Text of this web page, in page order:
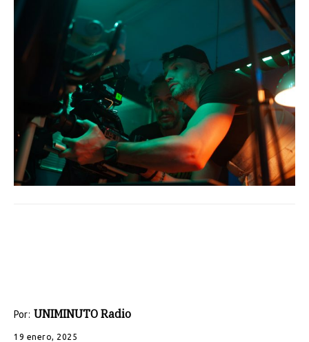
Por: UNIMINUTO Radio
19 enero, 2025